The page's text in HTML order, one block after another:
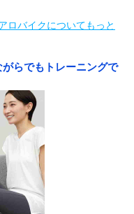
ロバイクについてもっと
らでもトレーニングで